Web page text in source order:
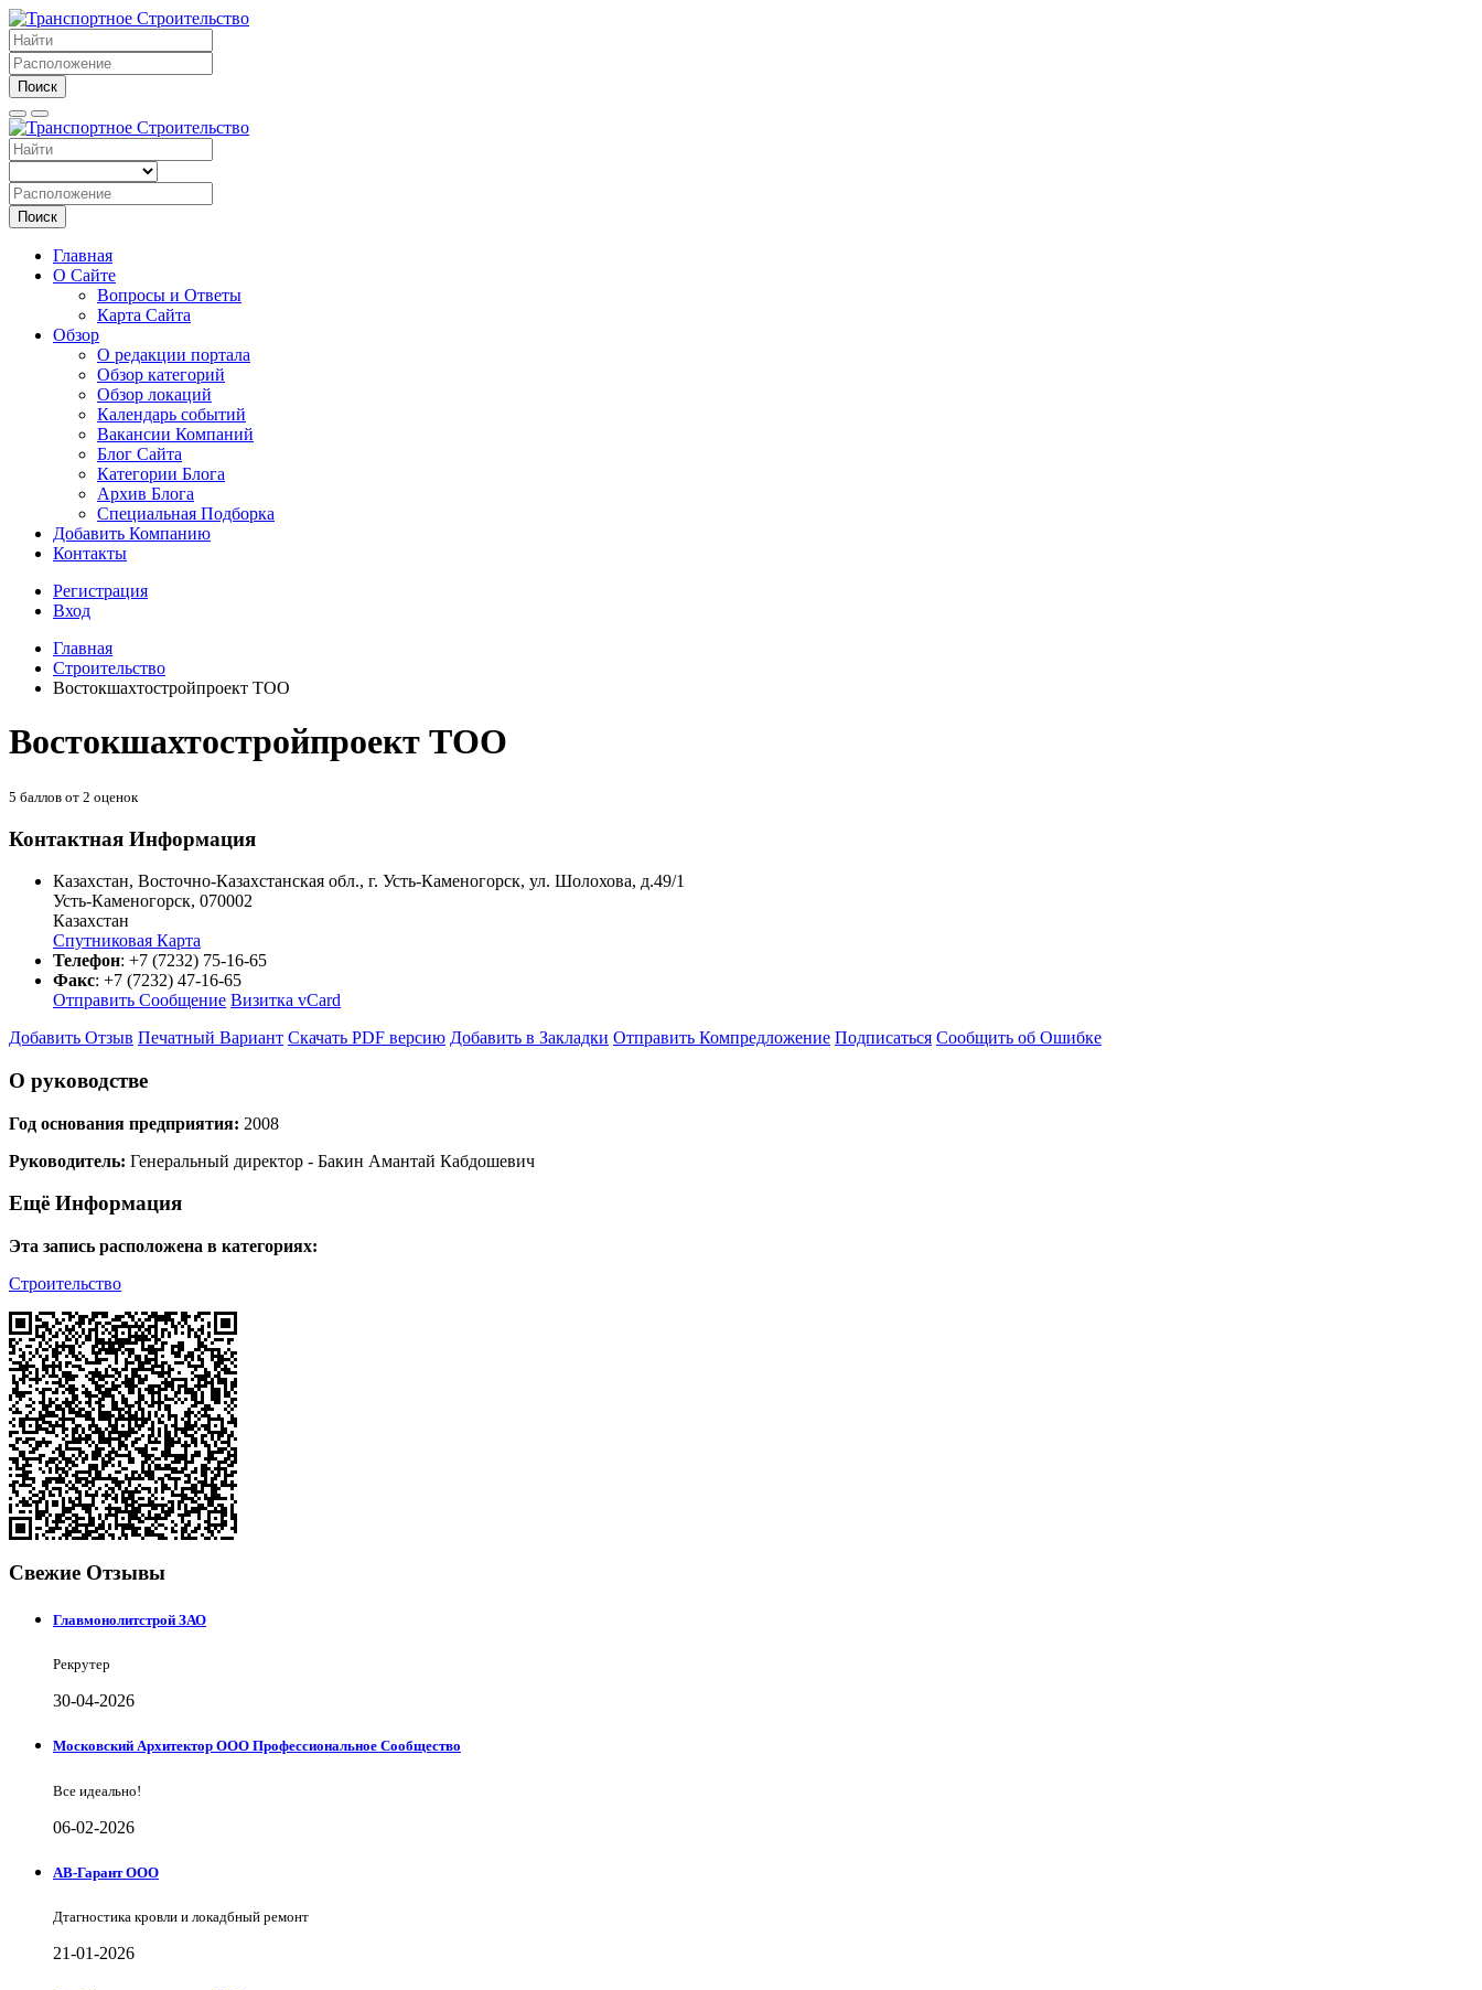
Поиск
Поиск
Главная
О Сайте
Вопросы и Ответы
Карта Сайта
Обзор
О редакции портала
Обзор категорий
Обзор локаций
Календарь событий
Вакансии Компаний
Блог Сайта
Категории Блога
Архив Блога
Специальная Подборка
Добавить Компанию
Контакты
Регистрация
Вход
Главная
Строительство
Востокшахтостройпроект ТОО
Востокшахтостройпроект ТОО
5 баллов от 2 оценок
Контактная Информация
Казахстан, Восточно-Казахстанская обл., г. Усть-Каменогорск, ул. Шолохова, д.49/1
Усть-Каменогорск, 070002
Казахстан
Спутниковая Карта
Телефон: +7 (7232) 75-16-65
Факс: +7 (7232) 47-16-65
Отправить Сообщение Визитка vCard
Добавить Отзыв Печатный Вариант Скачать PDF версию Добавить в Закладки Отправить Компредложение Подписаться Сообщить об Ошибке
О руководстве
Год основания предприятия: 2008
Руководитель: Генеральный директор - Бакин Амантай Кабдошевич
Ещё Информация
Эта запись расположена в категориях:
Строительство
Свежие Отзывы
Главмонолитстрой ЗАО
Рекрутер
30-04-2026
Московский Архитектор ООО Профессиональное Сообщество
Все идеально!
06-02-2026
АВ-Гарант ООО
Дтагностика кровли и локадбный ремонт
21-01-2026